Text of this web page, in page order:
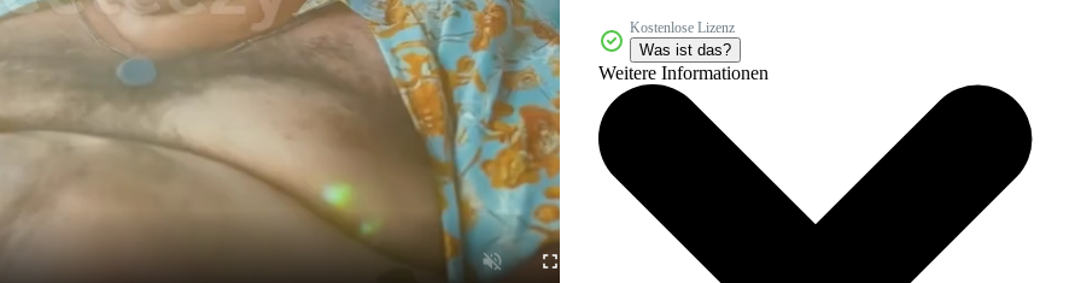
Kostenlose Lizenz
Was ist das?
Weitere Informationen